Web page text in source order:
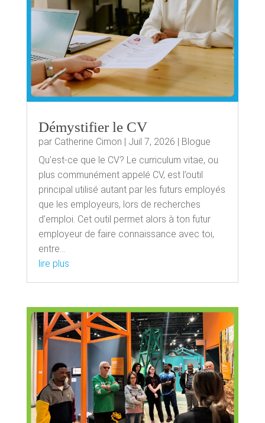
Démystifier le CV
par Catherine Cimon | Juil 7, 2026 | Blogue
Qu’est-ce que le CV? Le curriculum vitae, ou
plus communément appelé CV, est l’outil
principal utilisé autant par les futurs employés
que les employeurs, lors de recherches
d’emploi. Cet outil permet alors à ton futur
employeur de faire connaissance avec toi,
entre...
lire plus